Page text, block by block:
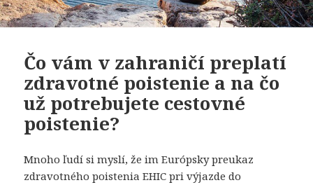
Čo vám v zahraničí preplatí
zdravotné poistenie a na čo
už potrebujete cestovné
poistenie?
Mnoho ľudí si myslí, že im Európsky preukaz
zdravotného poistenia EHIC pri výjazde do